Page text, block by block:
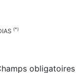
(*)
obligatoires